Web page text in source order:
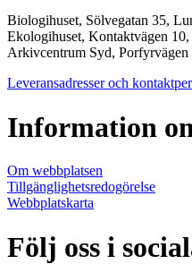
Biologihuset, Sölvegatan 35,
Ekologihuset, Kontaktvägen
Arkivcentrum Syd,
Leveransadresser och
Information
Om webbplatsen
Tillgänglighetsredogörelse
Webbplatskarta
Följ oss i